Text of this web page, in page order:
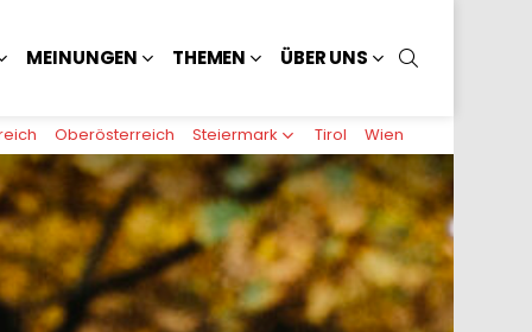
MEINUNGEN THEMEN ÜBER UNS
Oberösterreich Steiermark Tirol Wien